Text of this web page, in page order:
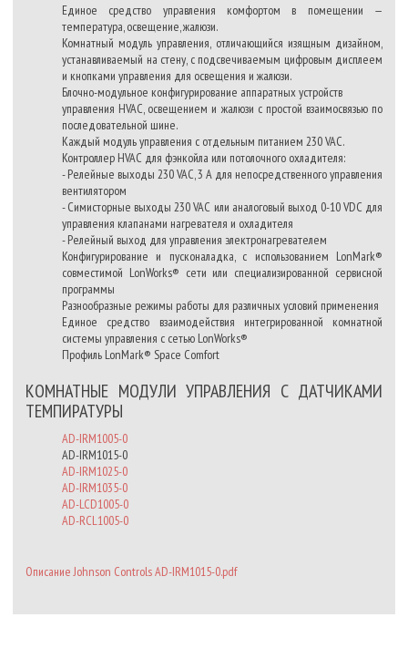
Единое средство управления комфортом в помещении —
температура, освещение, жалюзи.
Комнатный модуль управления, отличающийся изящным дизайном,
устанавливаемый на стену, с подсвечиваемым цифровым дисплеем
и кнопками управления для освещения и жалюзи.
Блочно-модульное конфигурирование аппаратных устройств
управления HVAC, освещением и жалюзи с простой взаимосвязью по
последовательной шине.
Каждый модуль управления с отдельным питанием 230 VAC.
Контроллер HVAC для фэнкойла или потолочного охладителя:
- Релейные выходы 230 VAC, 3 А для непосредственного управления
вентилятором
- Симисторные выходы 230 VAC или аналоговый выход 0-10 VDC для
управления клапанами нагревателя и охладителя
- Релейный выход для управления электронагревателем
Конфигурирование и пусконаладка, с использованием LonMark®
совместимой LonWorks® сети или специализированной сервисной
программы
Разнообразные режимы работы для различных условий применения
Единое средство взаимодействия интегрированной комнатной
системы управления с сетью LonWorks®
Профиль LonMark® Space Comfort
КОМНАТНЫЕ МОДУЛИ УПРАВЛЕНИЯ С ДАТЧИКАМИ
ТЕМПИРАТУРЫ
AD-IRM1005-0
AD-IRM1015-0
AD-IRM1025-0
AD-IRM1035-0
AD-LCD1005-0
AD-RCL1005-0
Описание Johnson Controls AD-IRM1015-0.pdf